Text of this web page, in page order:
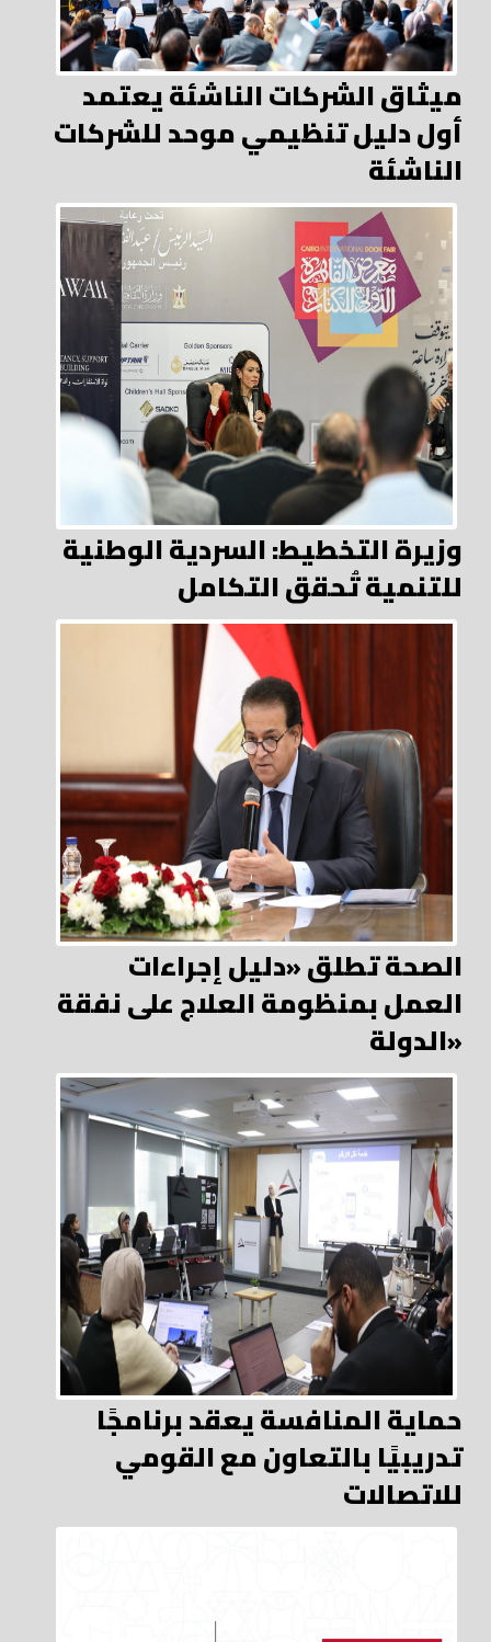
ميثاق الشركات الناشئة يعتمد
أول دليل تنظيمي موحد للشركات
الناشئة
وزيرة التخطيط: السردية الوطنية
للتنمية تُحقق التكامل
الصحة تطلق «دليل إجراءات
العمل بمنظومة العلاج على نفقة
الدولة»
حماية المنافسة يعقد برنامجًا
تدريبيًا بالتعاون مع القومي
للاتصالات